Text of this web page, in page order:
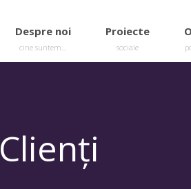
Despre noi
cine suntem…
Proiecte
sociale
Clienți